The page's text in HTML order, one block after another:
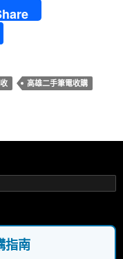
高雄二手筆電收購
指南